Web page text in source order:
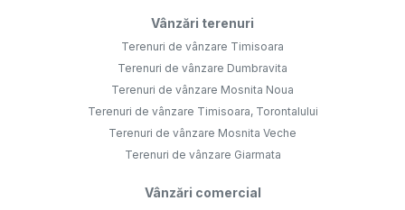
Vânzări terenuri
Terenuri de vânzare Timisoara
Terenuri de vânzare Dumbravita
Terenuri de vânzare Mosnita Noua
Terenuri de vânzare Timisoara, Torontalului
Terenuri de vânzare Mosnita Veche
Terenuri de vânzare Giarmata
Vânzări comercial